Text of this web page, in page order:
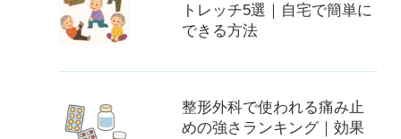
トレッチ5選｜自宅で簡単に
できる方法
整形外科で使われる痛み止
めの強さランキング｜効果